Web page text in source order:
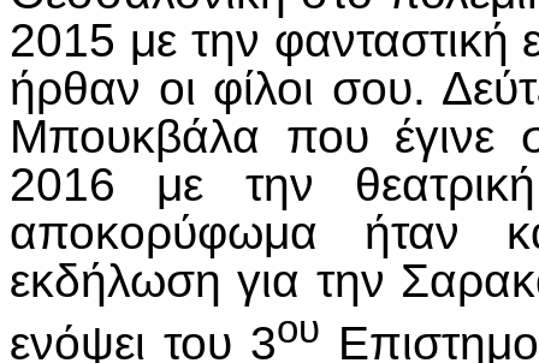
2015 με την φανταστική
ήρθαν οι φίλοι σου.
Μπουκβάλα που έγινε
2016 με την
αποκορύφωμα ήταν
εκδήλωση για την
ενόψει του 3ου